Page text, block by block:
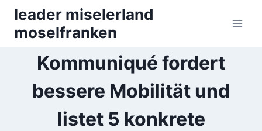
Zum
Inhalt
springen
leader miselerland
moselfranken
Kommuniqué fordert
bessere Mobilität und
listet 5 konkrete